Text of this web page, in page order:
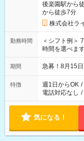
後楽園駅から
から徒歩7分
株式会社ラ
勤務時間
＜シフト例＞ 7:00～
時間を選べま
期間 急募！8月15日
特徴 週1日からOK /
電話対応なし /
気になる！